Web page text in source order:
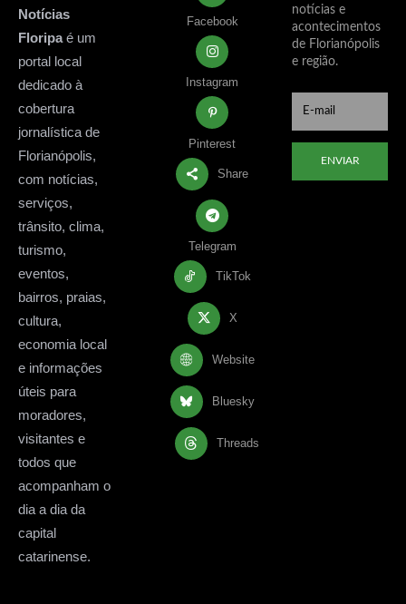
Notícias
Floripaé um
portal local
dedicado à
cobertura
jornalística de
Florianópolis,
com notícias,
serviços,
trânsito, clima,
turismo,
eventos,
bairros, praias,
cultura,
economia local
e informações
úteis para
moradores,
visitantes e
todos que
acompanham o
dia a dia da
capital
catarinense.
Facebook
Instagram
Pinterest
Share
Telegram
TikTok
X
Website
Bluesky
Threads
notícias e
acontecimentos
de Florianópolis
e região.
ENVIAR